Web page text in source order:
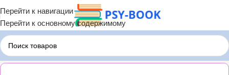
Перейти к навигации
Перейти к основному содержимому
Главная Виктор Мамонтов